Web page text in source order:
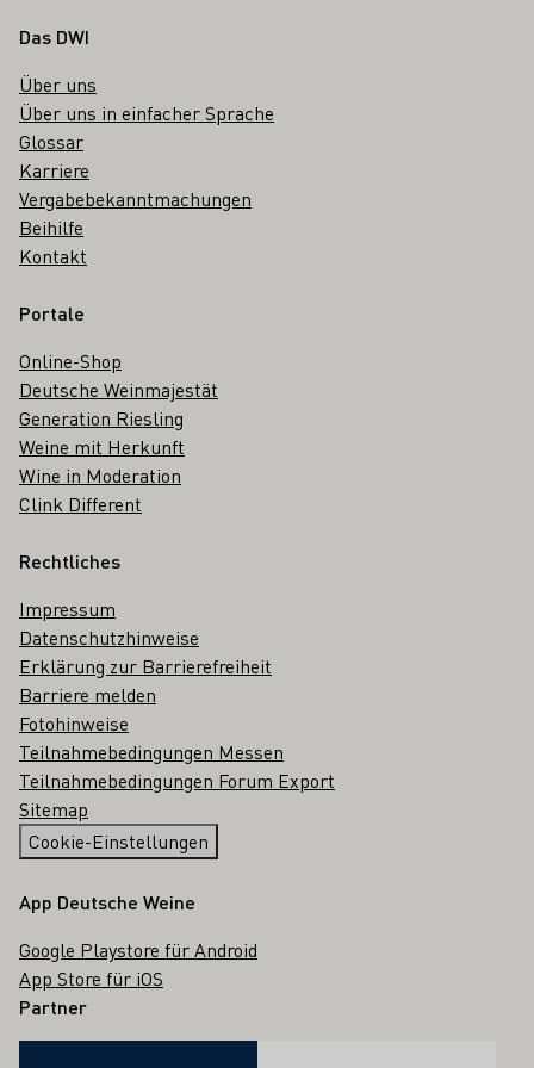
Fußbereich
Das DWI
Über uns
Über uns in einfacher Sprache
Glossar
Karriere
Vergabebekanntmachungen
Beihilfe
Kontakt
Portale
Online-Shop
Deutsche Weinmajestät
Generation Riesling
Weine mit Herkunft
Wine in Moderation
Clink Different
Rechtliches
Impressum
Datenschutzhinweise
Erklärung zur Barrierefreiheit
Barriere melden
Fotohinweise
Teilnahmebedingungen Messen
Teilnahmebedingungen Forum Export
Sitemap
Cookie-Einstellungen
App Deutsche Weine
Google Playstore für Android
App Store für iOS
Partner